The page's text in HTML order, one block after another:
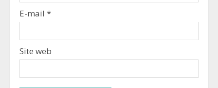
E-mail *
Site web